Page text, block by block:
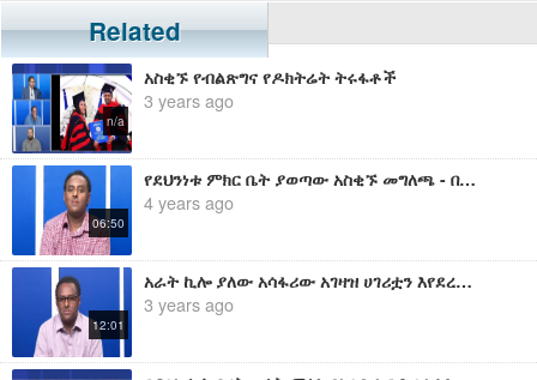
For inquiry or additional information, visit Mereja.com
Mereja presents Ethiopian news, Ethiopian music, sports, arts, and
entertainment
Related
n/a
አስቂኙ የብልጽግና የዶክትሬት ትሩፋቶች
3 years ago
06:50
የደህንነቱ ምክር ቤት ያወጣው አስቂኙ መግለጫ - በሀብታሙ አያሌው
4 years ago
12:01
አራት ኪሎ ያለው አሳፋሪው አገዛዝ ሀገሪቷን እየደረማመሳት ነው - ሀብታሙ አያሌው
3 years ago